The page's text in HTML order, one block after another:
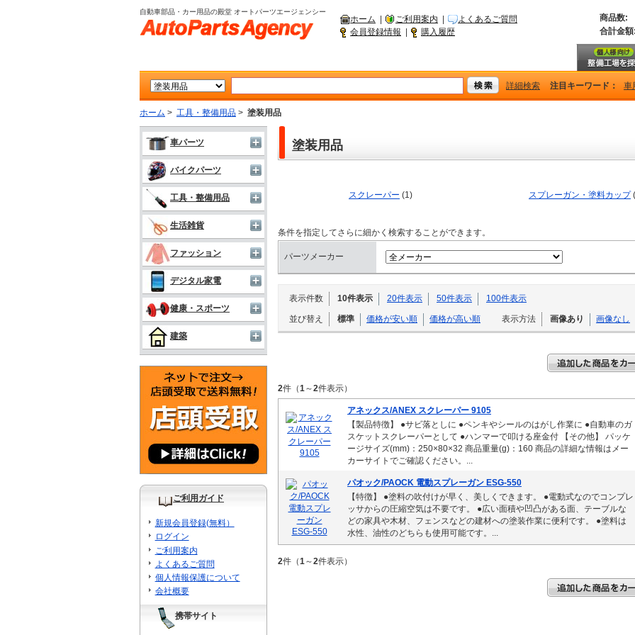
自動車部品・カー用品の殿堂 オートパーツエージェンシー
ホーム ご利用案内
よくあるご質問
会員登録情報
購入履歴
商品数:
合計金
詳細検索 注目キーワード： 車
ホーム > 工具・整備用品 > 塗装用品
車パーツ
バイクパーツ
工具・整備用品
生活雑貨
ファッション
デジタル家電
健康・スポーツ
建築
ご利用ガイド
新規会員登録(無料）
ログイン
ご利用案内
よくあるご質問
個人情報保護について
会社概要
携帯サイト
塗装用品
スクレーパー (1) スプレーガン・塗料カップ
条件を指定してさらに細かく検索することができます。
パーツメーカー
表示件数 10件表示 20件表示 50件表示 100件表示
並び替え 標準 価格が安い順 価格が高い順 表示方法 画像あり 画像なし
2件（1～2件表示）
アネックス/ANEX スクレーパー 9105
【製品特徴】 ●サビ落としに ●ペンキやシールのはがし作業に ●自動車のガ
スケットスクレーパーとして ●ハンマーで叩ける座金付 【その他】 パッケ
ージサイズ(mm)：250×80×32 商品重量(g)：160 商品の詳細な情報はメー
カーサイトでご確認ください。...
パオック/PAOCK 電動スプレーガン ESG-550
【特徴】 ●塗料の吹付けが早く、美しくできます。 ●電動式なのでコンプレ
ッサからの圧縮空気は不要です。 ●広い面積や凹凸がある面、テーブルな
どの家具や木材、フェンスなどの建材への塗装作業に便利です。 ●塗料は
水性、油性のどちらも使用可能です。...
2件（1～2件表示）